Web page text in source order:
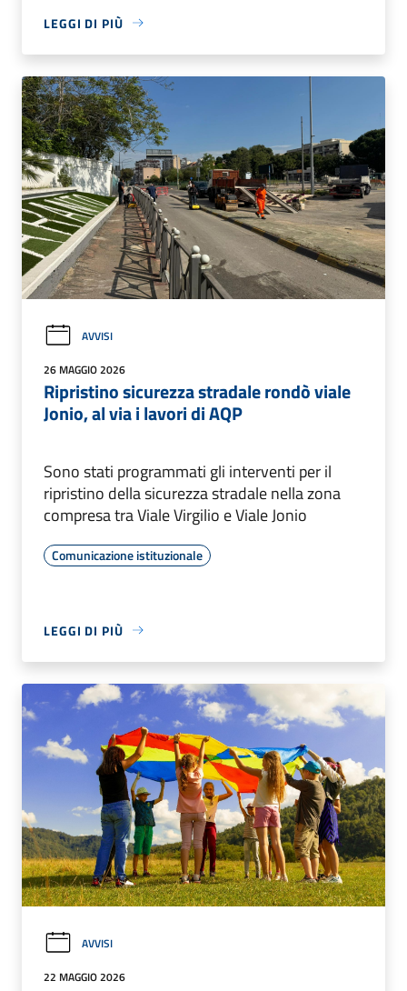
LEGGI DI PIÙ
AVVISI
26 MAGGIO 2026
Ripristino sicurezza stradale rondò viale
Jonio, al via i lavori di AQP
Sono stati programmati gli interventi per il
ripristino della sicurezza stradale nella zona
compresa tra Viale Virgilio e Viale Jonio
Comunicazione istituzionale
LEGGI DI PIÙ
AVVISI
22 MAGGIO 2026